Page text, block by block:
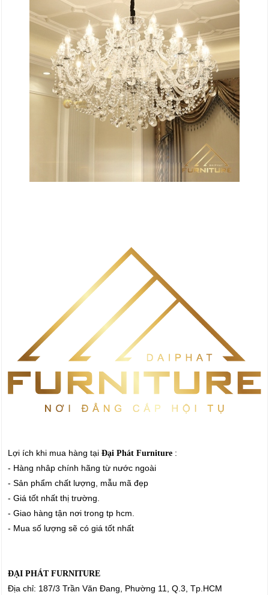
Lợi ích khi mua hàng tạiĐại Phát Furniture :
- Hàng nhâp chính hãng từ nước ngoài
- Sản phẩm chất lượng, mẫu mã đẹp
- Giá tốt nhất thị trường.
- Giao hàng tận nơi trong tp hcm.
- Mua số lượng sẽ có giá tốt nhất
ĐẠI PHÁT FURNITURE
Địa chỉ: 187/3 Trần Văn Đang, Phường 11, Q.3, Tp.HCM